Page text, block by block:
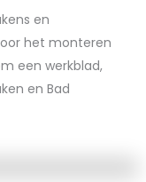
en
het monteren
een werkblad,
en Bad